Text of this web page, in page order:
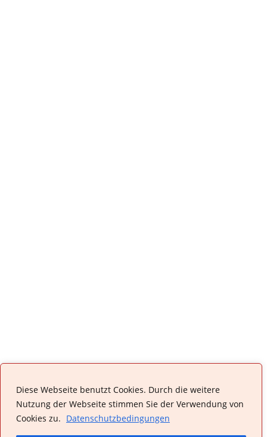
Diese Webseite benutzt Cookies. Durch die weitere
Nutzung der Webseite stimmen Sie der Verwendung von
Cookies zu. Datenschutzbedingungen